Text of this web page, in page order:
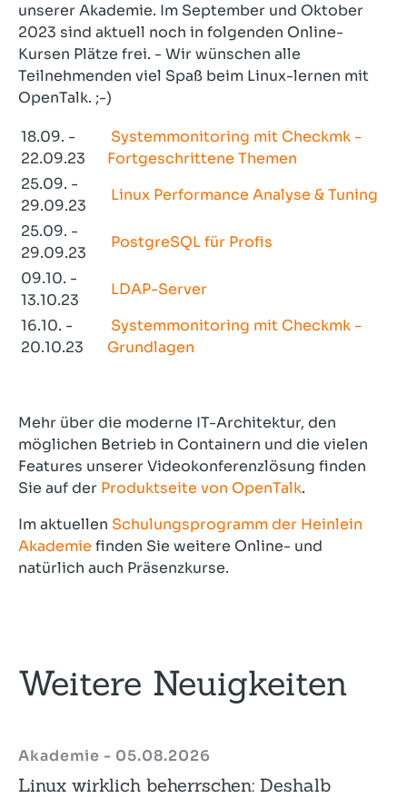
unserer Akademie. Im September und Oktober
2023 sind aktuell noch in folgenden Online-
Kursen Plätze frei. - Wir wünschen alle
Teilnehmenden viel Spaß beim Linux-lernen mit
OpenTalk. ;-)
18.09. -
22.09.23
Systemmonitoring mit Checkmk -
Fortgeschrittene Themen
25.09. -
29.09.23
Linux Performance Analyse & Tuning
25.09. -
29.09.23
PostgreSQL für Profis
09.10. -
13.10.23
LDAP-Server
16.10. -
20.10.23
Systemmonitoring mit Checkmk -
Grundlagen
Mehr über die moderne IT-Architektur, den
möglichen Betrieb in Containern und die vielen
Features unserer Videokonferenzlösung finden
Sie auf der Produktseite von OpenTalk.
Im aktuellen Schulungsprogramm der Heinlein
Akademie finden Sie weitere Online- und
natürlich auch Präsenzkurse.
Weitere Neuigkeiten
Akademie - 05.08.2026
Linux wirklich beherrschen: Deshalb